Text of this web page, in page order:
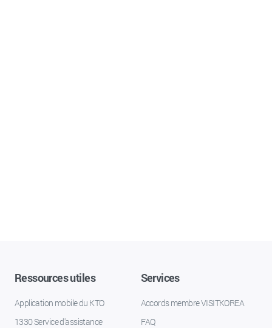
Ressources utiles
Application mobile du KTO
1330 Service d'assistance
Services
Accords membre VISITKOREA
FAQ